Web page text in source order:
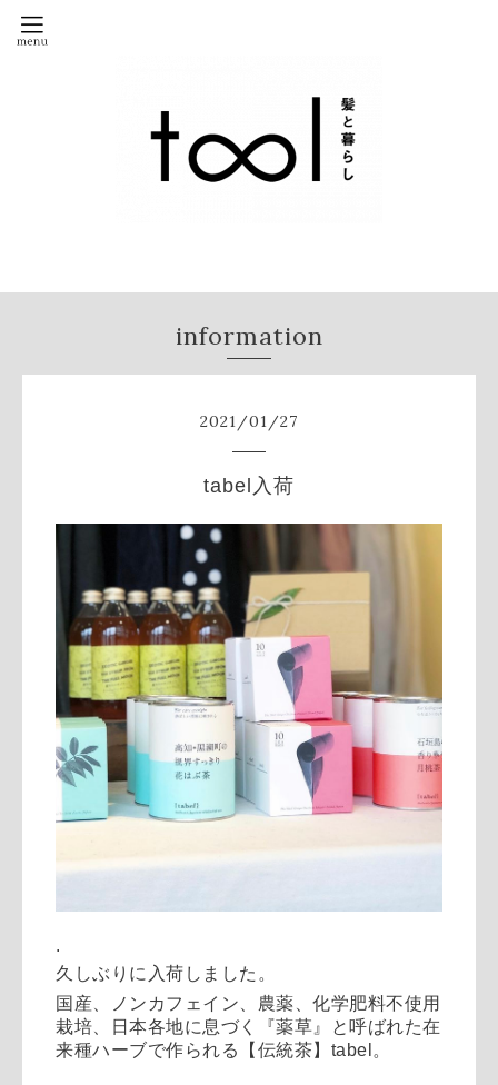
information
2021/01/27
tabel入荷
.
久しぶりに入荷しました。
国産、ノンカフェイン、農薬、化学肥料不使用
栽培、日本各地に息づく『薬草』と呼ばれた在
来種ハーブで作られる【伝統茶】tabel。